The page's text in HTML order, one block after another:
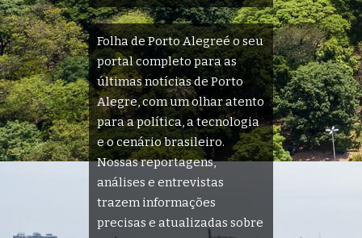
Folha de Porto Alegreé o seu
portal completo para as
últimas notícias de Porto
Alegre, com um olhar atento
para a política, a tecnologia
e o cenário brasileiro.
Nossas reportagens,
análises e entrevistas
trazem informações
precisas e atualizadas sobre